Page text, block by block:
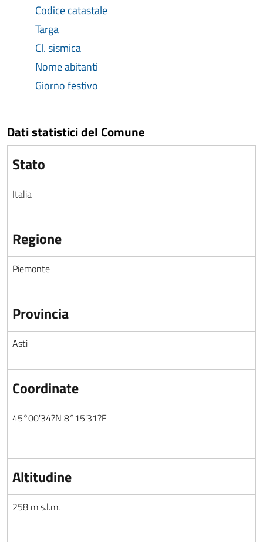
Codice catastale
Targa
Cl. sismica
Nome abitanti
Giorno festivo
Dati statistici del Comune
Stato
Italia
Regione
Piemonte
Provincia
Asti
Coordinate
45°00'34?N 8°15'31?E
Altitudine
258 m s.l.m.